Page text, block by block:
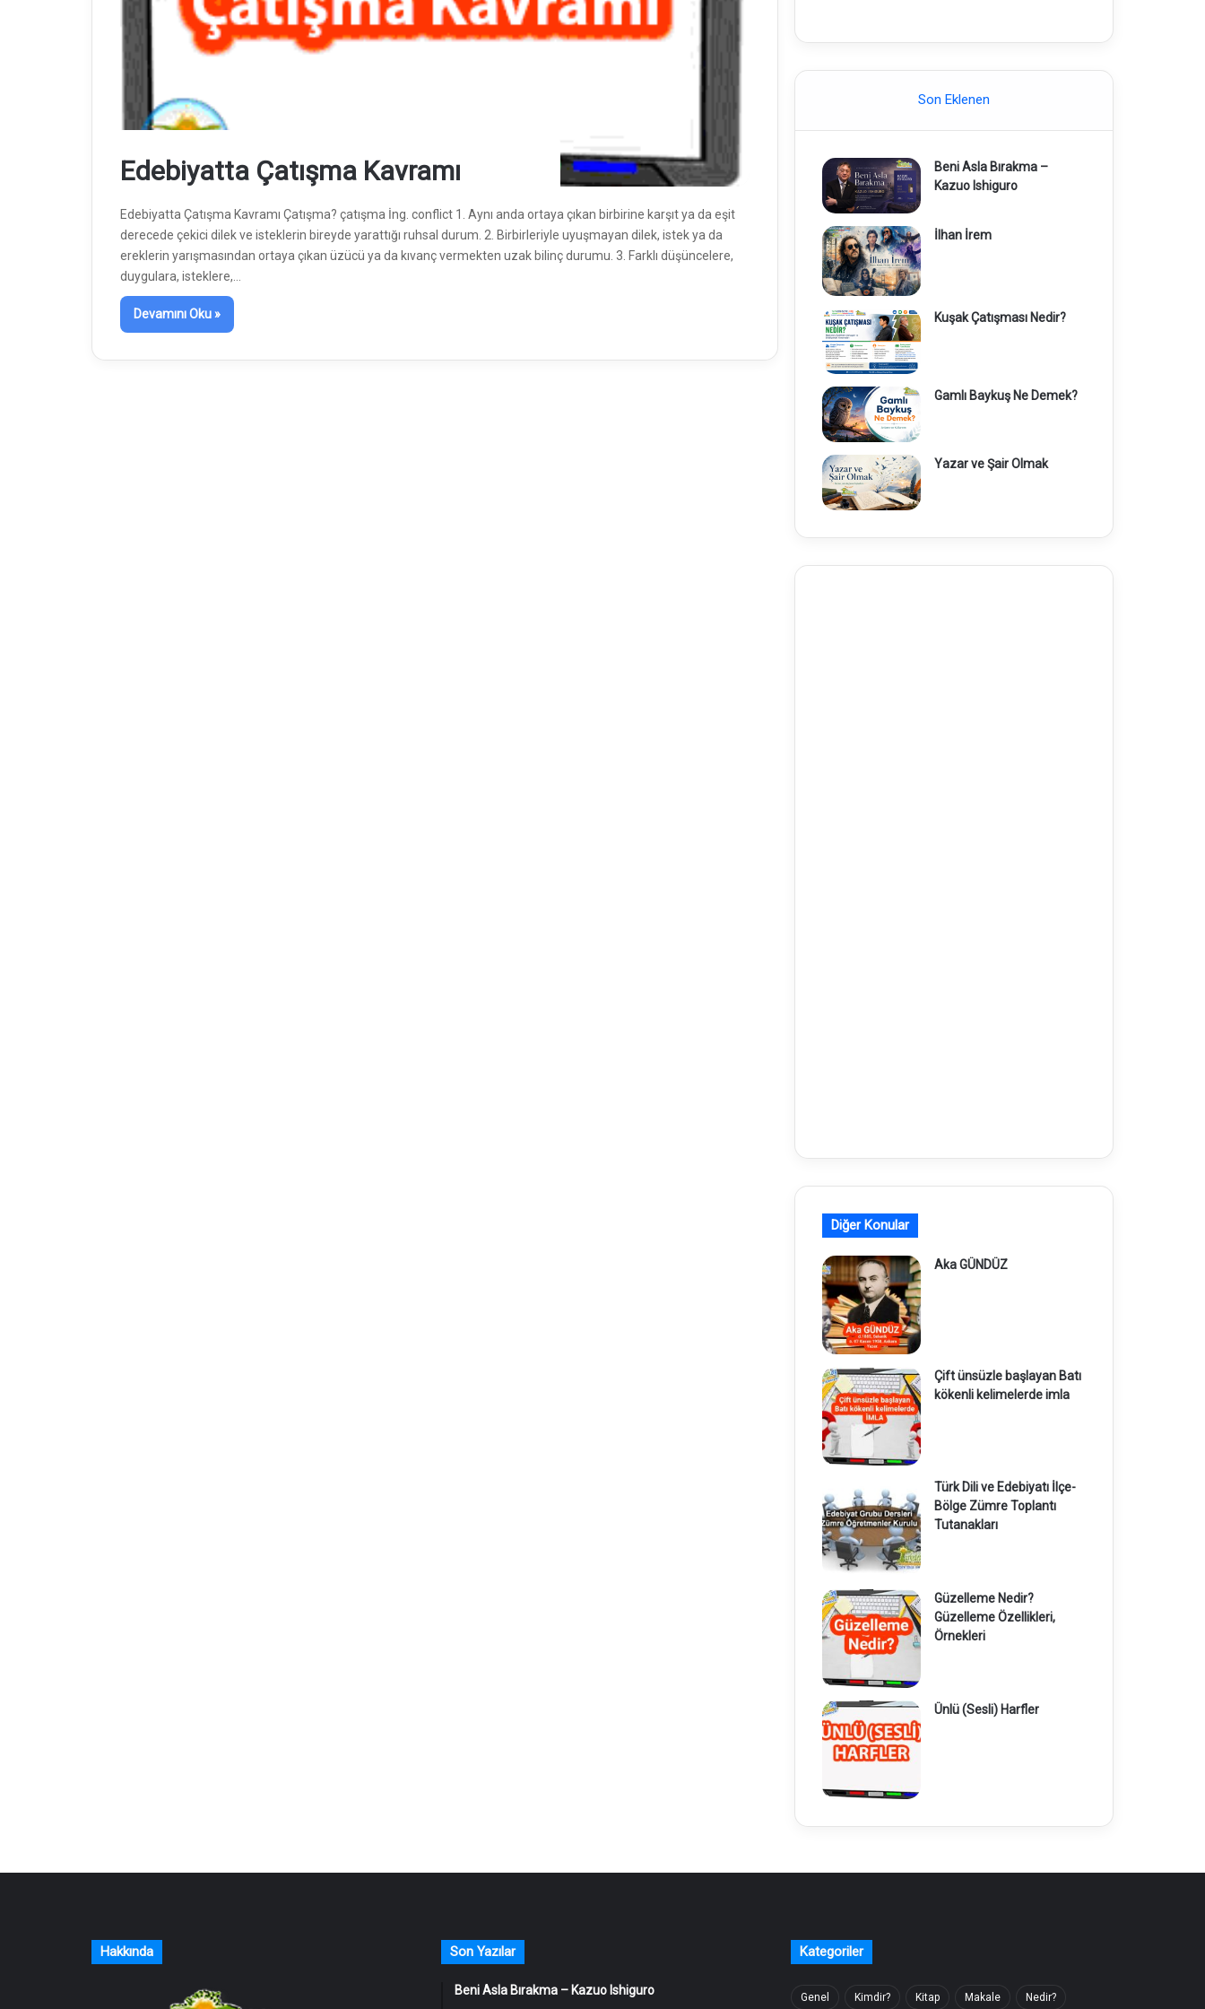
Edebiyatta Çatışma Kavramı
Edebiyatta Çatışma Kavramı Çatışma? çatışma İng. conflict 1. Aynı anda ortaya çıkan birbirine karşıt ya da eşit
derecede çekici dilek ve isteklerin bireyde yarattığı ruhsal durum. 2. Birbirleriyle uyuşmayan dilek, istek ya da
ereklerin yarışmasından ortaya çıkan üzücü ya da kıvanç vermekten uzak bilinç durumu. 3. Farklı düşüncelere,
duygulara, isteklere,…
Devamını Oku »
Son Eklenen
Beni Asla Bırakma –
Kazuo Ishiguro
İlhan İrem
Kuşak Çatışması Nedir?
Gamlı Baykuş Ne Demek?
Yazar ve Şair Olmak
Diğer Konular
Aka GÜNDÜZ
Çift ünsüzle başlayan Batı
kökenli kelimelerde imla
Türk Dili ve Edebiyatı İlçe-
Bölge Zümre Toplantı
Tutanakları
Güzelleme Nedir?
Güzelleme Özellikleri,
Örnekleri
Ünlü (Sesli) Harfler
Hakkında Son Yazılar
Beni Asla Bırakma – Kazuo Ishiguro
Kategoriler
Genel Kimdir? Kitap Makale Nedir?